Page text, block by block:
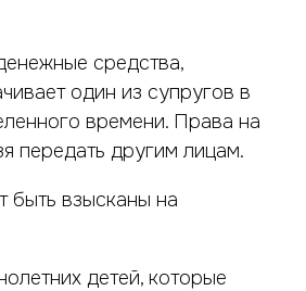
средства,
один из супругов в
времени. Права на
передать другим лицам.
быть взысканы на
детей, которые